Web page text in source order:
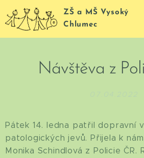
ZŠ a MŠ Vysoký
Chlumec
Návštěva z
Pátek 14. ledna patřil dopravní
patologických jevů. Přijela k
Monika Schindlová z Policie ČR.